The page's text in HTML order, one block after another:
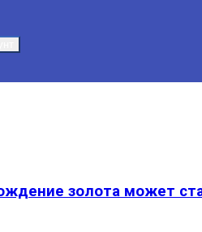
золота может